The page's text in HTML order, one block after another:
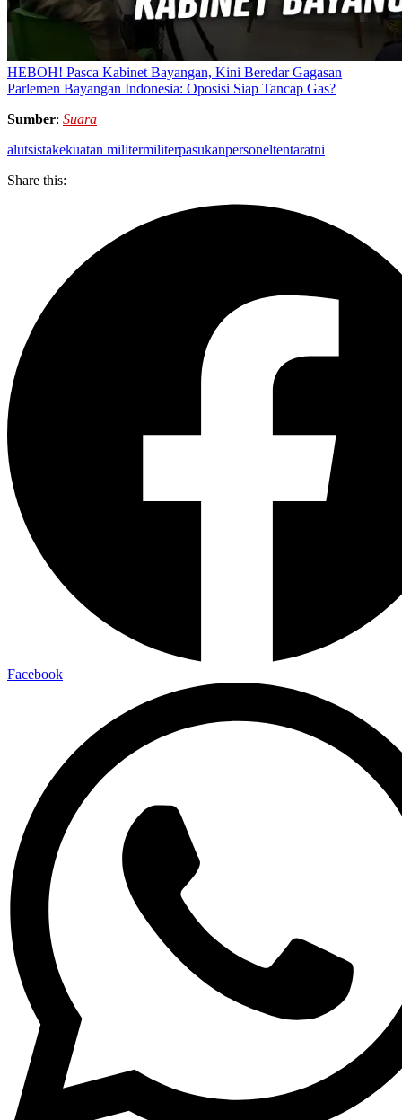
HEBOH! Pasca Kabinet Bayangan, Kini Beredar Gagasan
Parlemen Bayangan Indonesia: Oposisi Siap Tancap Gas?
Sumber: Suara
alutsistakekuatan militermiliterpasukanpersoneltentaratni
Share this:
Facebook